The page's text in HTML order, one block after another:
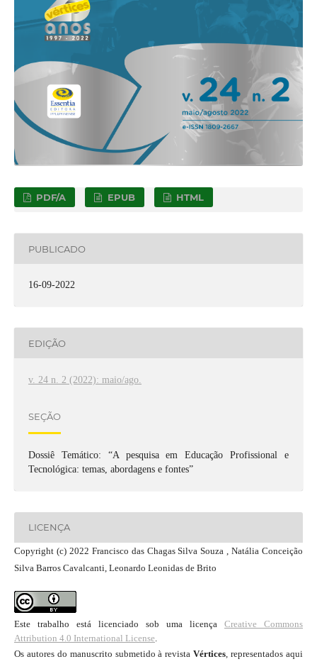
PDF/A EPUB HTML
PUBLICADO
16-09-2022
EDIÇÃO
v. 24 n. 2 (2022): maio/ago.
SEÇÃO
Dossiê Temático: “A pesquisa em Educação Profissional e
Tecnológica: temas, abordagens e fontes”
LICENÇA
Copyright (c) 2022 Francisco das Chagas Silva Souza , Natália Conceição
Silva Barros Cavalcanti, Leonardo Leonidas de Brito
Este trabalho está licenciado sob uma licençaCreative Commons
Attribution 4.0 International License
Os autores do manuscrito submetido à revistaVértices , representados aqui